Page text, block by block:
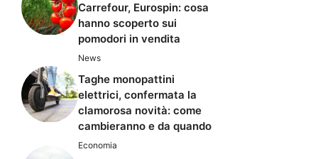
Carrefour, Eurospin: cosa
hanno scoperto sui
pomodori in vendita
News
Taghe monopattini
elettrici, confermata la
clamorosa novità: come
cambieranno e da quando
Economia